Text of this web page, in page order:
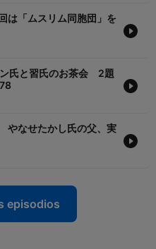
「ムスリム同胞団」を
ン氏と習氏のお茶会 2題
やなせたかし氏の父、実
episodios